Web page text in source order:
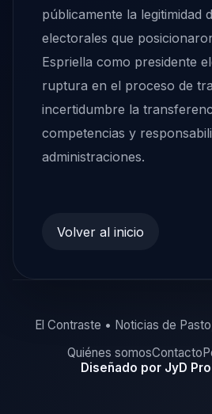
públicamente la legitimidad
electorales que
Espriella como presidente
ruptura en el proceso de
incertidumbre la
competencias y
administraciones.
Volver al inicio
El Contraste • Noticias de
Quiénes somosContacto
Diseñado por JyD